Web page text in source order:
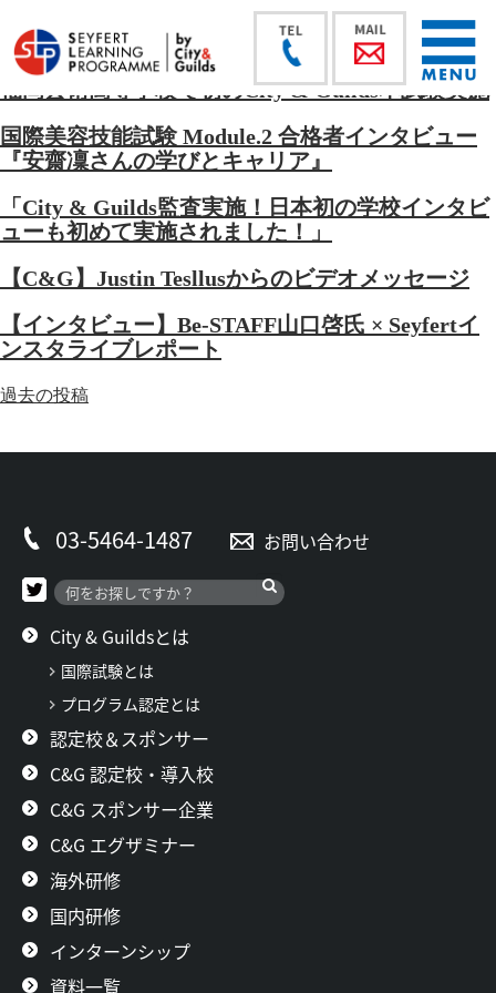
福岡芸術高等学校で初のCity & Guilds本試験実施
国際美容技能試験 Module.2 合格者インタビュー
『安齋凜さんの学びとキャリア』
「City & Guilds監査実施！日本初の学校インタビ
ューも初めて実施されました！」
【C&G】Justin Tesllusからのビデオメッセージ
【インタビュー】Be-STAFF山口啓氏 × Seyfertイ
ンスタライブレポート
投
過去の投稿
03-5464-1487 お問い合わせ
City & Guildsとは
国際試験とは
プログラム認定とは
認定校＆スポンサー
C&G 認定校・導入校
C&G スポンサー企業
C&G エグザミナー
海外研修
国内研修
インターンシップ
資料一覧